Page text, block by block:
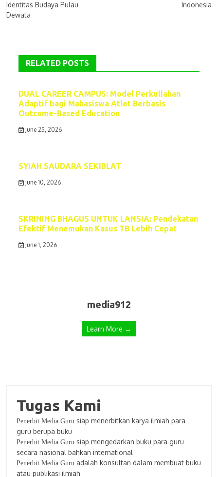
Identitas Budaya Pulau
Dewata
Indonesia
RELATED POSTS
DUAL CAREER CAMPUS: Model Perkuliahan
Adaptif bagi Mahasiswa Atlet Berbasis
Outcome-Based Education
June 25, 2026
SYIAH SAUDARA SEKIBLAT
June 10, 2026
SKRINING BHAGUS UNTUK LANSIA: Pendekatan
Efektif Menemukan Kasus TB Lebih Cepat
June 1, 2026
media912
Learn More →
Tugas Kami
Penerbit Media Guru siap menerbitkan karya ilmiah para
guru berupa buku
Penerbit Media Guru siap mengedarkan buku para guru
secara nasional bahkan international
Penerbit Media Guru adalah konsultan dalam membuat buku
atau publikasi ilmiah